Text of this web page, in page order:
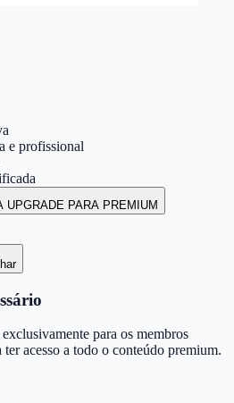
e profissional
UPGRADE PARA PREMIUM
para os membros
acesso a todo o conteúdo premium.